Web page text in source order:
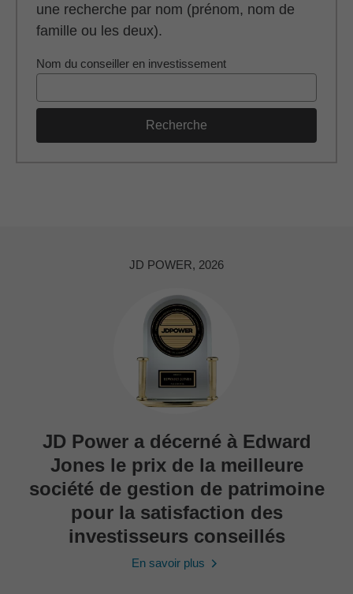
une recherche par nom (prénom, nom de
famille ou les deux).
Nom du conseiller en investissement
Recherche
JD POWER, 2026
JD Power a décerné à Edward
Jones le prix de la meilleure
société de gestion de patrimoine
pour la satisfaction des
investisseurs conseillés
En savoir plus